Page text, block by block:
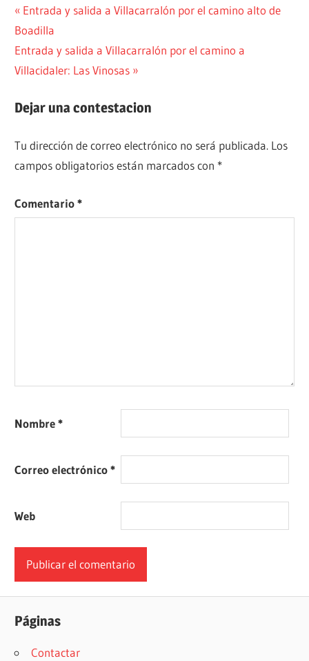
Navegación
de
entradas
Entrada
anterior:
Entrada y salida a Villacarralón por el camino alto de
Boadilla
Siguiente
entrada:
Entrada y salida a Villacarralón por el camino a
Villacidaler: Las Vinosas
Dejar una contestacion
Tu dirección de correo electrónico no será publicada. Los
campos obligatorios están marcados con *
Comentario*
Nombre*
Correo electrónico*
Web
Páginas
Contactar